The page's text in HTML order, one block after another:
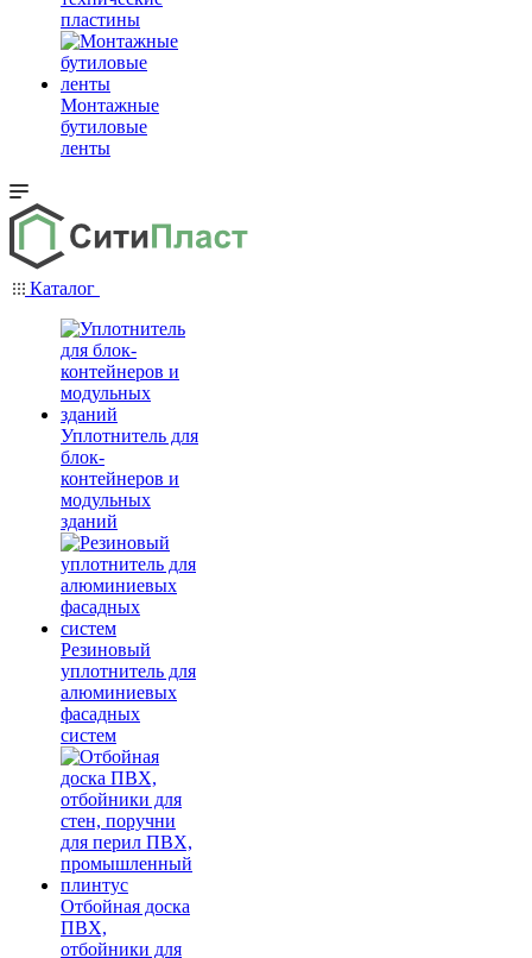
пластины
Монтажные
бутиловые
ленты
Каталог
Уплотнитель для
блок-
контейнеров и
модульных
зданий
Резиновый
уплотнитель для
алюминиевых
фасадных
систем
Отбойная доска
ПВХ,
отбойники для